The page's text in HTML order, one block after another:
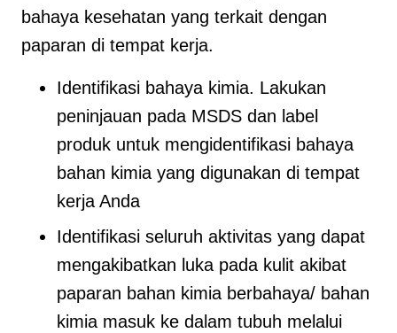
bahaya kesehatan yang terkait dengan
paparan di tempat kerja.
Identifikasi bahaya kimia. Lakukan
peninjauan pada MSDS dan label
produk untuk mengidentifikasi bahaya
bahan kimia yang digunakan di tempat
kerja Anda
Identifikasi seluruh aktivitas yang dapat
mengakibatkan luka pada kulit akibat
paparan bahan kimia berbahaya/ bahan
kimia masuk ke dalam tubuh melalui